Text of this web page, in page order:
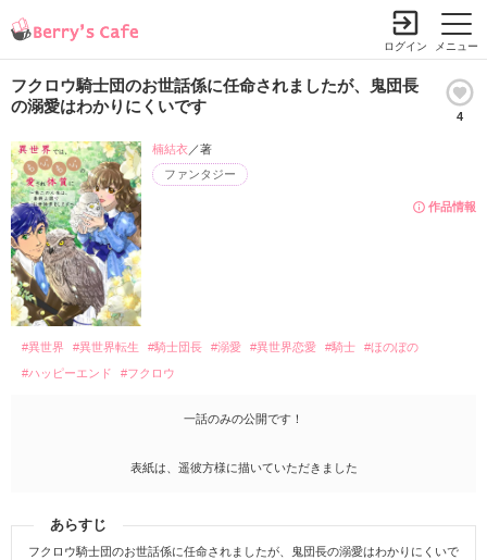
メニュー
ログイン
フクロウ騎士団のお世話係に任命されましたが、鬼団長
の溺愛はわかりにくいです
4
作品情報
ファンタジー
楠結衣／著
#異世界 #異世界転生 #騎士団長 #溺愛 #異世界恋愛 #騎士
#ほのぼの
#ハッピーエンド
#フクロウ
一話のみの公開です！
表紙は、遥彼方様に描いていただきました
あらすじ
フクロウ騎士団のお世話係に任命されましたが、鬼団長の溺愛はわかりにくいで